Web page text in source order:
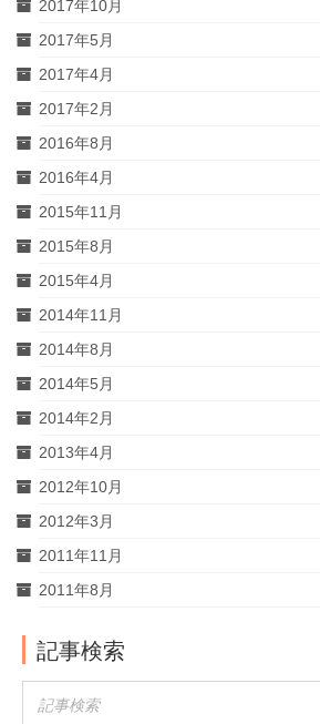
2017年10月
2017年5月
2017年4月
2017年2月
2016年8月
2016年4月
2015年11月
2015年8月
2015年4月
2014年11月
2014年8月
2014年5月
2014年2月
2013年4月
2012年10月
2012年3月
2011年11月
2011年8月
記事検索